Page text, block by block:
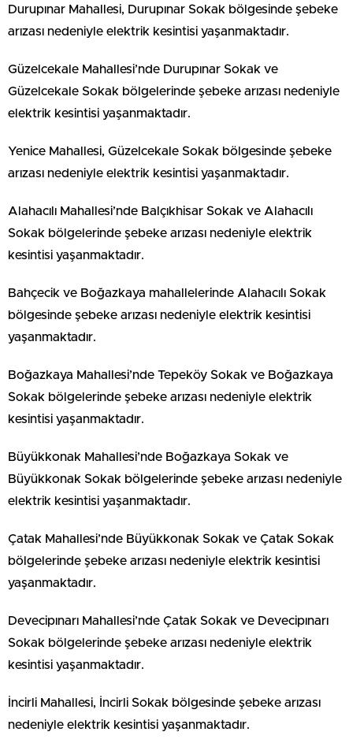
Durupınar Mahallesi, Durupınar Sokak bölgesinde şebeke
arızası nedeniyle elektrik kesintisi yaşanmaktadır.
Güzelcekale Mahallesi’nde Durupınar Sokak ve
Güzelcekale Sokak bölgelerinde şebeke arızası nedeniyle
elektrik kesintisi yaşanmaktadır.
Yenice Mahallesi, Güzelcekale Sokak bölgesinde şebeke
arızası nedeniyle elektrik kesintisi yaşanmaktadır.
Alahacılı Mahallesi’nde Balçıkhisar Sokak ve Alahacılı
Sokak bölgelerinde şebeke arızası nedeniyle elektrik
kesintisi yaşanmaktadır.
Bahçecik ve Boğazkaya mahallelerinde Alahacılı Sokak
bölgesinde şebeke arızası nedeniyle elektrik kesintisi
yaşanmaktadır.
Boğazkaya Mahallesi’nde Tepeköy Sokak ve Boğazkaya
Sokak bölgelerinde şebeke arızası nedeniyle elektrik
kesintisi yaşanmaktadır.
Büyükkonak Mahallesi’nde Boğazkaya Sokak ve
Büyükkonak Sokak bölgelerinde şebeke arızası nedeniyle
elektrik kesintisi yaşanmaktadır.
Çatak Mahallesi’nde Büyükkonak Sokak ve Çatak Sokak
bölgelerinde şebeke arızası nedeniyle elektrik kesintisi
yaşanmaktadır.
Devecipınarı Mahallesi’nde Çatak Sokak ve Devecipınarı
Sokak bölgelerinde şebeke arızası nedeniyle elektrik
kesintisi yaşanmaktadır.
İncirli Mahallesi, İncirli Sokak bölgesinde şebeke arızası
nedeniyle elektrik kesintisi yaşanmaktadır.